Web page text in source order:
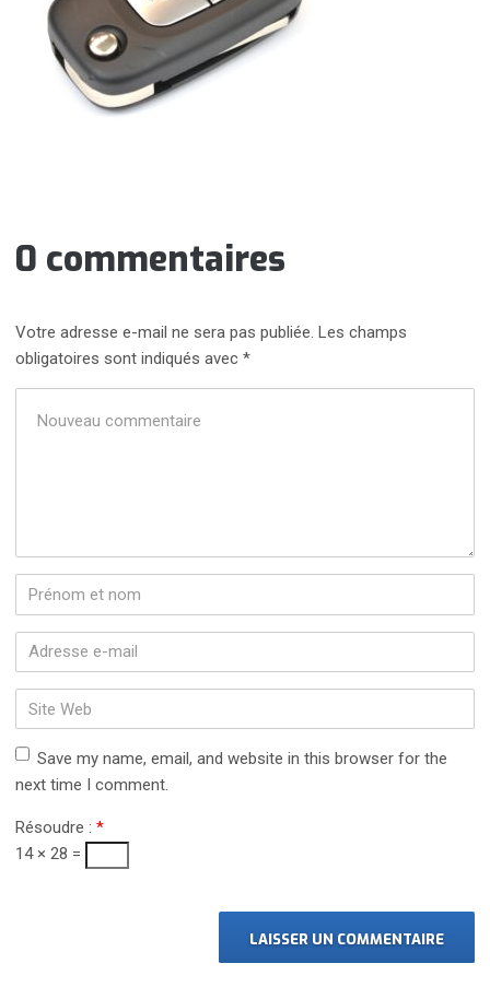
0 commentaires
Votre adresse e-mail ne sera pas publiée. Les champs
obligatoires sont indiqués avec*
commentaire*
Prénom
et
nom*
Adresse
e-
mail
Site
Web
Save my name, email, and website in this browser for the
next time I comment.
Résoudre :*
14 × 28 =